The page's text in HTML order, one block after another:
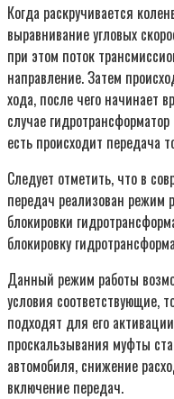
Когда раскручивается
выравнивание угловых
при этом поток
направление. Затем
хода, после чего начинает
случае
есть происходит передача
Следует отметить, что в
передач реализован режим
блокировки
блокировку
Данный режим работы
условия соответствующие,
подходят для его
проскальзывания муфты
автомобиля, снижение
включение передач.